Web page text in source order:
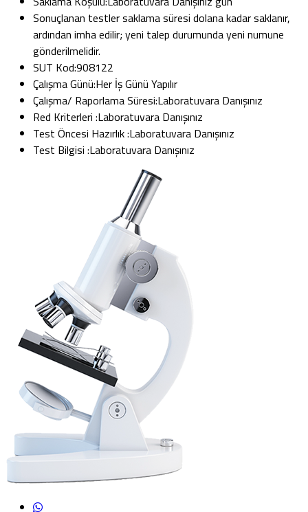
Sonuçlanan testler saklama süresi dolana kadar saklanır,
ardından imha edilir; yeni talep durumunda yeni numune
gönderilmelidir.
SUT Kod:908122
Çalışma Günü:Her İş Günü Yapılır
Çalışma/ Raporlama Süresi:Laboratuvara Danışınız
Red Kriterleri :Laboratuvara Danışınız
Test Öncesi Hazırlık :Laboratuvara Danışınız
Test Bilgisi :Laboratuvara Danışınız